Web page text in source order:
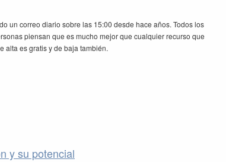
un correo diario sobre las 15:00 desde hace años. Todos los
piensan que es mucho mejor que cualquier recurso que
alta es gratis y de baja también.
y su potencial